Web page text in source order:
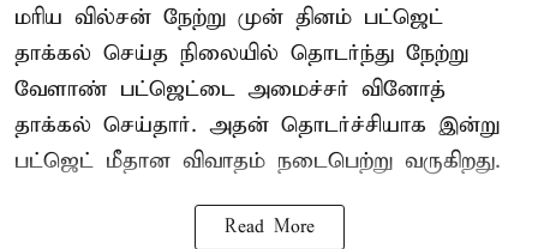
மரிய வில்சன் நேற்று முன் தினம் பட்ஜெட்
தாக்கல் செய்த நிலையில் தொடர்ந்து நேற்று
வேளாண் பட்ஜெட்டை அமைச்சர் வினோத்
தாக்கல் செய்தார். அதன் தொடர்ச்சியாக இன்று
பட்ஜெட் மீதான விவாதம் நடைபெற்று வருகிறது.
Read More